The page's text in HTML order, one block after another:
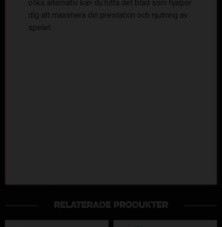
olika alternativ kan du hitta det blad som hjälper
dig att maximera din prestation och njutning av
spelet.
RELATERADE PRODUKTER